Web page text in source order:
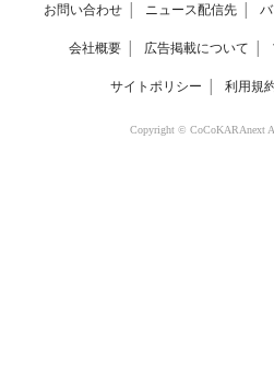
お問い合わせ ニュース配信先
会社概要 広告掲載について
サイトポリシー 利用規
Copyright © CoCoKARAnext